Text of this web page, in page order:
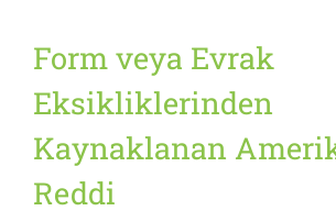
Form veya Evrak
Eksikliklerinden
Kaynaklanan
Reddi